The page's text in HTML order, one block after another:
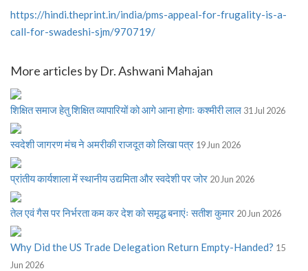
https://hindi.theprint.in/india/pms-appeal-for-frugality-is-a-
call-for-swadeshi-sjm/970719/
More articles by Dr. Ashwani Mahajan
शिक्षित समाज हेतु शिक्षित व्यापारियों को आगे आना होगाः कश्मीरी लाल 31 Jul 2026
स्वदेशी जागरण मंच ने अमरीकी राजदूत को लिखा पत्र 19 Jun 2026
प्रांतीय कार्यशाला में स्थानीय उद्यमिता और स्वदेशी पर जोर 20 Jun 2026
तेल एवं गैस पर निर्भरता कम कर देश को समृद्ध बनाएंः सतीश कुमार 20 Jun 2026
Why Did the US Trade Delegation Return Empty-Handed? 15
Jun 2026